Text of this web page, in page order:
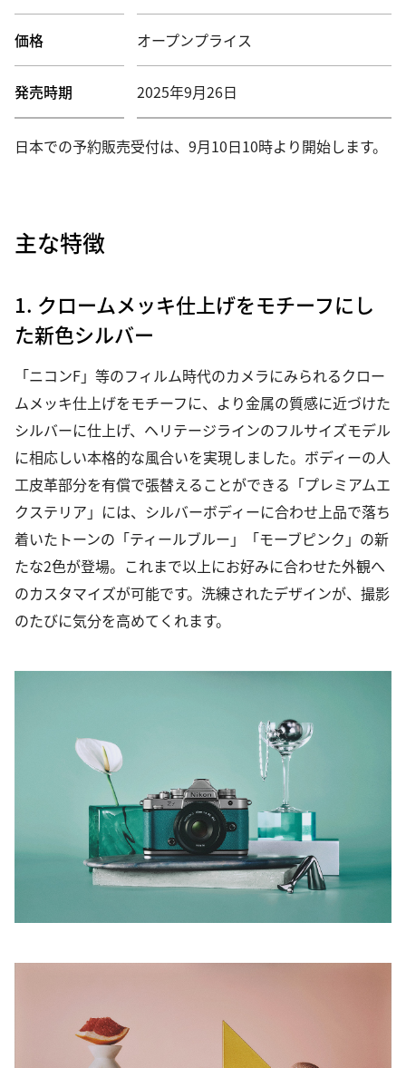
価格 オープンプライス
発売時期 2025年9月26日
日本での予約販売受付は、9月10日10時より開始します。
主な特徴
1. クロームメッキ仕上げをモチーフにし
た新色シルバー
「ニコンF」等のフィルム時代のカメラにみられるクロー
ムメッキ仕上げをモチーフに、より金属の質感に近づけた
シルバーに仕上げ、ヘリテージラインのフルサイズモデル
に相応しい本格的な風合いを実現しました。ボディーの人
工皮革部分を有償で張替えることができる「プレミアムエ
クステリア」には、シルバーボディーに合わせ上品で落ち
着いたトーンの「ティールブルー」「モーブピンク」の新
たな2色が登場。これまで以上にお好みに合わせた外観へ
のカスタマイズが可能です。洗練されたデザインが、撮影
のたびに気分を高めてくれます。